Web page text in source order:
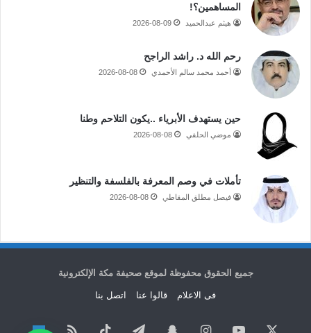
المساهمين؟!
هيثم عبدالحميد 2026-08-09
رحم الله د. راشد الراجح
أحمد محمد سالم الأحمدي 2026-08-08
حين يستهدف الأبرياء ..يكون التلاحم وطنا
موضي الحلفي 2026-08-08
تأملات في وصم المعرفة بالفلسفة والتنظير
فيصل مطلق المقاطي 2026-08-08
جميع الحقوق محفوظة لموقع صحيفة مكة الإلكترونية
فى الاعلام قالوا عنا اتصل بنا
‫YouTubeانستقرامسناب تيلقرام ‫TikTok ملخص